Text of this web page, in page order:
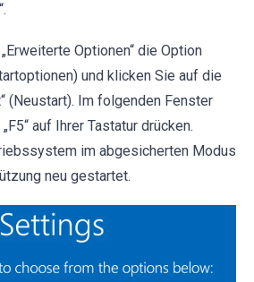
Optionen“ die Option
und klicken Sie auf die
(Neustart). Im folgenden Fenster
auf Ihrer Tastatur drücken.
im abgesicherten Modus
neu gestartet.